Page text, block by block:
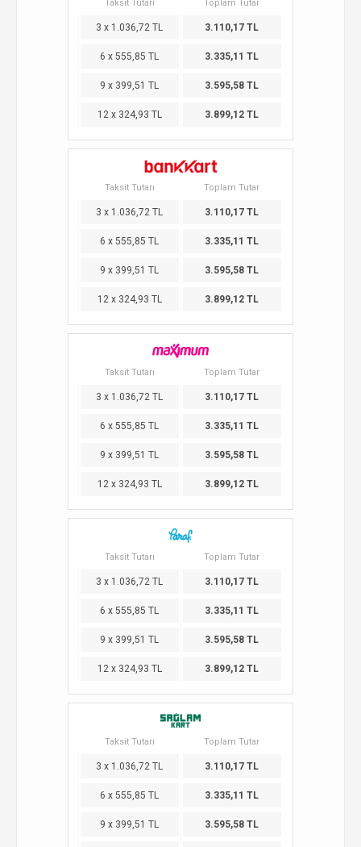
Taksit Tutarı Toplam Tutar
3 x 1.036,72 TL 3.110,17 TL
6 x 555,85 TL 3.335,11 TL
9 x 399,51 TL 3.595,58 TL
12 x 324,93 TL 3.899,12 TL
Taksit Tutarı Toplam Tutar
3 x 1.036,72 TL 3.110,17 TL
6 x 555,85 TL 3.335,11 TL
9 x 399,51 TL 3.595,58 TL
12 x 324,93 TL 3.899,12 TL
Taksit Tutarı Toplam Tutar
3 x 1.036,72 TL 3.110,17 TL
6 x 555,85 TL 3.335,11 TL
9 x 399,51 TL 3.595,58 TL
12 x 324,93 TL 3.899,12 TL
Taksit Tutarı Toplam Tutar
3 x 1.036,72 TL 3.110,17 TL
6 x 555,85 TL 3.335,11 TL
9 x 399,51 TL 3.595,58 TL
12 x 324,93 TL 3.899,12 TL
Taksit Tutarı Toplam Tutar
3 x 1.036,72 TL 3.110,17 TL
6 x 555,85 TL 3.335,11 TL
9 x 399,51 TL 3.595,58 TL